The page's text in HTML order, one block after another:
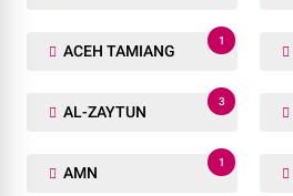
ACEH TAMIANG
1
AL-ZAYTUN
3
AMN
1